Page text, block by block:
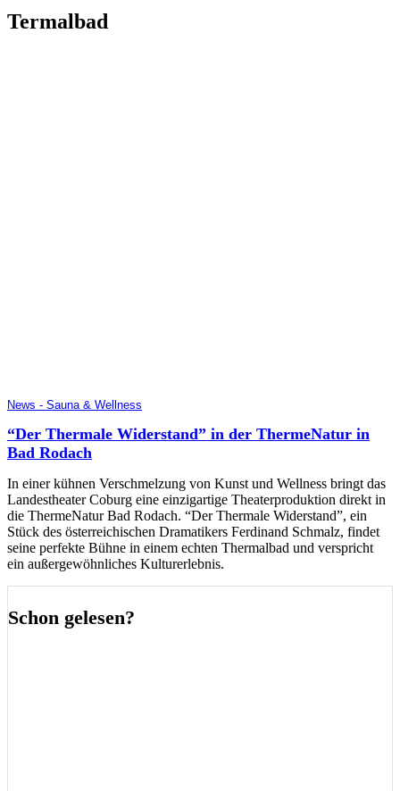
Termalbad
News - Sauna & Wellness
“Der Thermale Widerstand” in der ThermeNatur in
Bad Rodach
In einer kühnen Verschmelzung von Kunst und Wellness bringt das
Landestheater Coburg eine einzigartige Theaterproduktion direkt in
die ThermeNatur Bad Rodach. “Der Thermale Widerstand”, ein
Stück des österreichischen Dramatikers Ferdinand Schmalz, findet
seine perfekte Bühne in einem echten Thermalbad und verspricht
ein außergewöhnliches Kulturerlebnis.
Schon gelesen?